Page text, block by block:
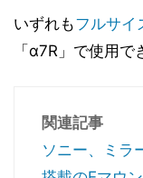
いずれもフルサイ
「α7R」で使用で
関連記事
ソニー、ミラ